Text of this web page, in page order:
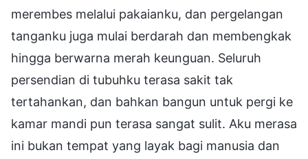
merembes melalui pakaianku, dan pergelangan
tanganku juga mulai berdarah dan membengkak
hingga berwarna merah keunguan. Seluruh
persendian di tubuhku terasa sakit tak
tertahankan, dan bahkan bangun untuk pergi ke
kamar mandi pun terasa sangat sulit. Aku merasa
ini bukan tempat yang layak bagi manusia dan